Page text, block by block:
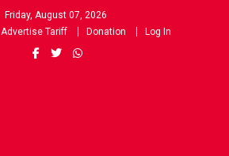
Friday, August 07, 2026
Advertise Tariff Donation Log In